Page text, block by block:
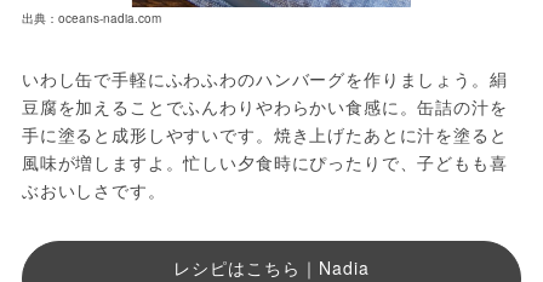
出典：oceans-nadia.com
いわし缶で手軽にふわふわのハンバーグを作りましょう。絹
豆腐を加えることでふんわりやわらかい食感に。缶詰の汁を
手に塗ると成形しやすいです。焼き上げたあとに汁を塗ると
風味が増しますよ。忙しい夕食時にぴったりで、子どもも喜
ぶおいしさです。
レシピはこちら｜Nadia